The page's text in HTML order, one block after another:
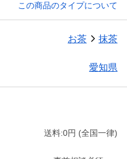
この商品のタイプについて
お茶 抹茶
愛知県
送料:0円 (全国一律)